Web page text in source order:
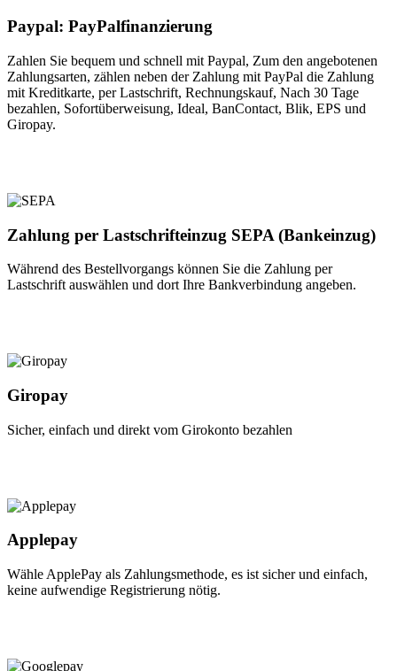
Paypal: PayPalfinanzierung
Zahlen Sie bequem und schnell mit Paypal, Zum den angebotenen
Zahlungsarten, zählen neben der Zahlung mit PayPal die Zahlung
mit Kreditkarte, per Lastschrift, Rechnungskauf, Nach 30 Tage
bezahlen, Sofortüberweisung, Ideal, BanContact, Blik, EPS und
Giropay.
Zahlung per Lastschrifteinzug SEPA (Bankeinzug)
Während des Bestellvorgangs können Sie die Zahlung per
Lastschrift auswählen und dort Ihre Bankverbindung angeben.
Giropay
Sicher, einfach und direkt vom Girokonto bezahlen
Applepay
Wähle ApplePay als Zahlungsmethode, es ist sicher und einfach,
keine aufwendige Registrierung nötig.